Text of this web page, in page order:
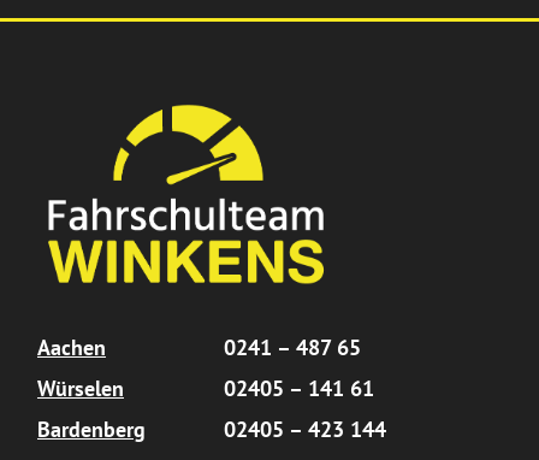
Aachen
0241 – 487 65
Würselen
02405 – 141 61
Bardenberg
02405 – 423 144